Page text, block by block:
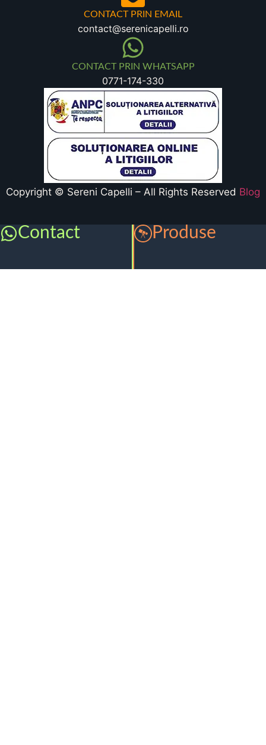
CONTACT PRIN EMAIL
contact@serenicapelli.ro
CONTACT PRIN WHATSAPP
0771-174-330
Copyright © Sereni Capelli – All Rights Reserved Blog
Contact Produse